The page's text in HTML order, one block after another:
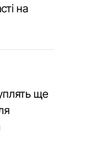
на
ще